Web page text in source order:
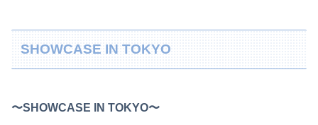
SHOWCASE IN TOKYO
〜SHOWCASE IN TOKYO〜